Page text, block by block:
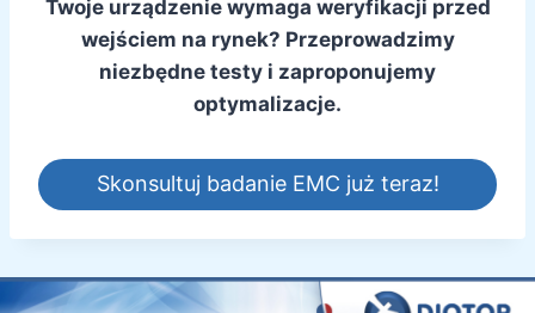
Twoje urządzenie wymaga weryfikacji przed
wejściem na rynek? Przeprowadzimy
niezbędne testy i zaproponujemy
optymalizacje.
Skonsultuj badanie EMC już teraz!